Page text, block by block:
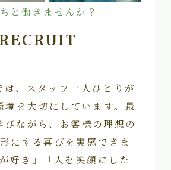
と働きませんか？
は、スタッフ一人ひとりが
境を大切にしています。最
びながら、お客様の理想の
にする喜びを実感できま
好き」「人を笑顔にした